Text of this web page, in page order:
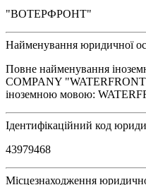
"ВОТЕРФРОНТ"
Найменування юридичної
Повне найменування
COMPANY
іноземною мовою:
Ідентифікаційний код
43979468
Місцезнаходження